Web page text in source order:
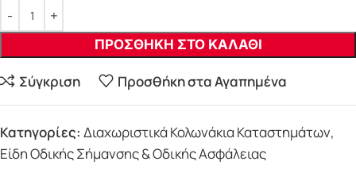
ΠΡΟΣΘΗΚΗ ΣΤΟ ΚΑΛΑΘΙ
Σύγκριση Προσθήκη στα Αγαπημένα
Κατηγορίες: Διαχωριστικά Κολωνάκια Καταστημάτων,
Είδη Οδικής Σήμανσης & Οδικής Ασφάλειας